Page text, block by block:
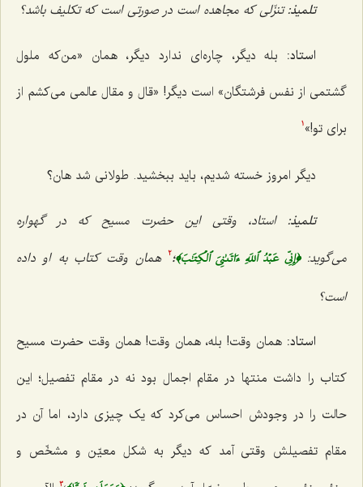
تلمیذ:تنزّلی که مجاهده است در صورتی است که تکلیف باشد؟
استاد: بله دیگر، چاره‌ای ندارد دیگر، همان «من‌که ملول
گشتمی از نفس فرشتگان» است دیگر! «قال و مقال عالمی می‌کشم از
برای تو!» 1
دیگر امروز خسته شدیم، باید ببخشید. طولانی شد هان؟
تلمیذ:استاد، وقتی این حضرت مسیح که در گهواره
می‌گوید:﴿إِنِّي عَبۡدُ ٱللَهِ ءَاتَىٰنِيَ ٱلۡكِتَٰبَ﴾؛2
همان وقت کتاب به او داده
است؟
استاد: همان وقت! بله، همان وقت! همان وقت حضرت مسیح
کتاب را داشت منتها در مقام اجمال بود نه در مقام تفصیل؛ این
حالت را در وجودش احساس می‌کرد که یک چیزی دارد، اما آن در
مقام تفصیلش وقتی آمد که دیگر به شکل معیّن و مشخّص و
3